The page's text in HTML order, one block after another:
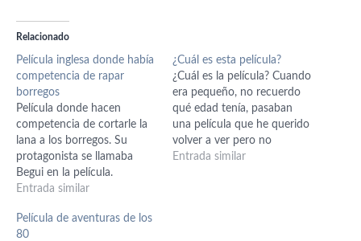
Relacionado
Película inglesa donde había
competencia de rapar
borregos
Película donde hacen
competencia de cortarle la
lana a los borregos. Su
protagonista se llamaba
Begui en la película.
Entrada similar
¿Cuál es esta película?
¿Cuál es la película? Cuando
era pequeño, no recuerdo
qué edad tenía, pasaban
una película que he querido
volver a ver pero no
recuerdo el nombre y
Entrada similar
Película de aventuras de los
80